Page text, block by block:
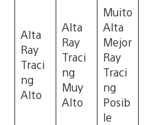
Alta
Ray
Traci
ng
Alto
Alta
Ray
Traci
ng
Muy
Alto
Muito
Alta
Mejor
Ray
Traci
ng
Posib
le